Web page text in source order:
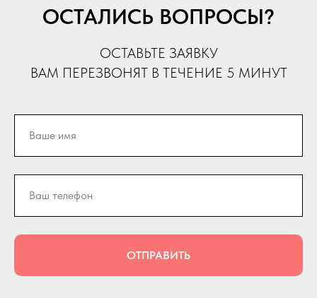
ОСТАЛИСЬ ВОПРОСЫ?
ОСТАВЬТЕ ЗАЯВКУ
ВАМ ПЕРЕЗВОНЯТ В ТЕЧЕНИЕ 5 МИНУТ
ОТПРАВИТЬ